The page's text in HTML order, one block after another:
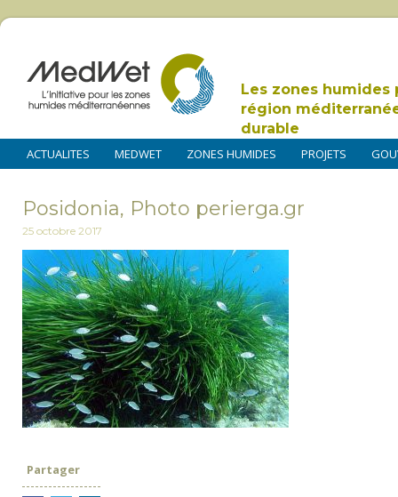
Les zones humides
région
durable
ACTUALITES MEDWET ZONES HUMIDES PROJETS
Posidonia, Photo perierga.gr
25 octobre 2017
Partager